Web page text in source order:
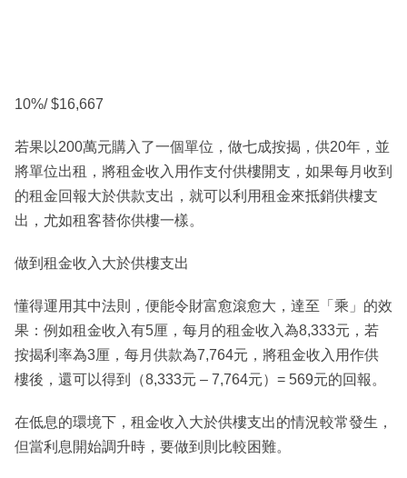
10%/ $16,667
若果以200萬元購入了一個單位，做七成按揭，供20年，並
將單位出租，將租金收入用作支付供樓開支，如果每月收到
的租金回報大於供款支出，就可以利用租金來抵銷供樓支
出，尤如租客替你供樓一樣。
做到租金收入大於供樓支出
懂得運用其中法則，便能令財富愈滾愈大，達至「乘」的效
果：例如租金收入有5厘，每月的租金收入為8,333元，若
按揭利率為3厘，每月供款為7,764元，將租金收入用作供
樓後，還可以得到（8,333元 – 7,764元）= 569元的回報。
在低息的環境下，租金收入大於供樓支出的情況較常發生，
但當利息開始調升時，要做到則比較困難。